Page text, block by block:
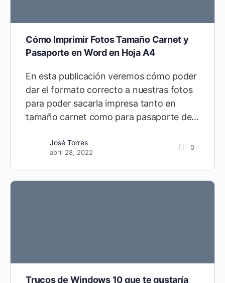
Cómo Imprimir Fotos Tamaño Carnet y
Pasaporte en Word en Hoja A4
En esta publicación veremos cómo poder
dar el formato correcto a nuestras fotos
para poder sacarla impresa tanto en
tamaño carnet como para pasaporte de…
José Torres
abril 28, 2022
0
Trucos de Windows 10 que te gustaría